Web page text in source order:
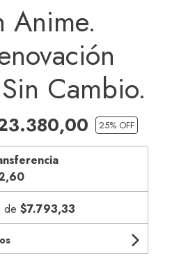
Anime.
Cambio.
25% OFF
de $7.793,33